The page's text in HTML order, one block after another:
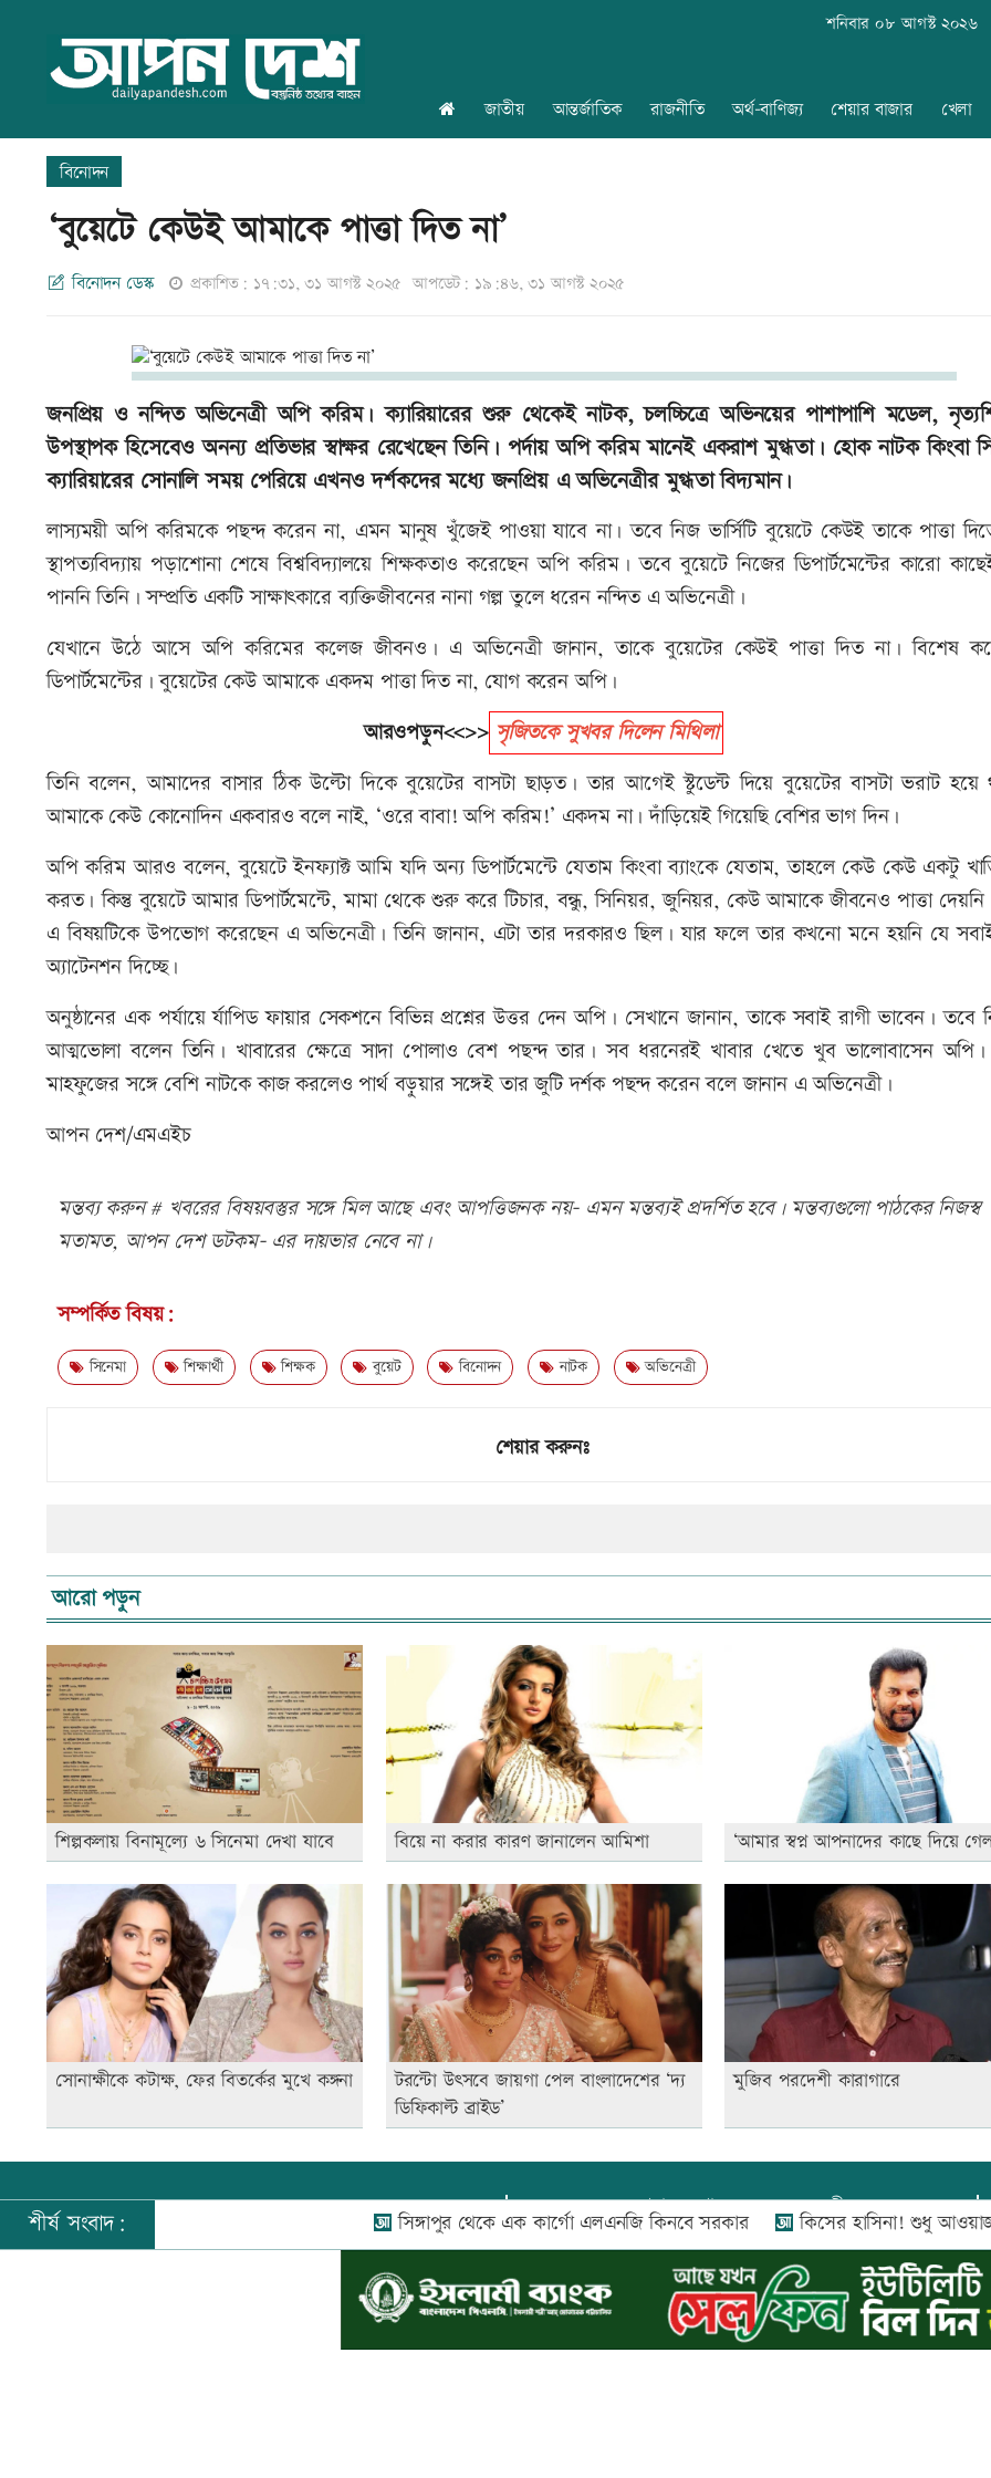
শনিবার ০৮ আগস্ট ২০২৬
জাতীয় আন্তর্জাতিক রাজনীতি অর্থ-বাণিজ্য শেয়ার বাজার খেলা
বিনোদন
‘বুয়েটে কেউই আমাকে পাত্তা দিত না’
বিনোদন ডেস্ক প্রকাশিত: ১৭:৩১, ৩১ আগস্ট ২০২৫ আপডেট: ১৯:৪৬, ৩১ আগস্ট ২০২৫
জনপ্রিয় ও নন্দিত অভিনেত্রী অপি করিম। ক্যারিয়ারের শুরু থেকেই নাটক, চলচ্চিত্রে অভিনয়ের পাশাপাশি মডেল,
উপস্থাপক হিসেবেও অনন্য প্রতিভার স্বাক্ষর রেখেছেন তিনি। পর্দায় অপি করিম মানেই একরাশ মুগ্ধতা। হোক নাটক কিংবা
ক্যারিয়ারের সোনালি সময় পেরিয়ে এখনও দর্শকদের মধ্যে জনপ্রিয় এ অভিনেত্রীর মুগ্ধতা বিদ্যমান।
লাস্যময়ী অপি করিমকে পছন্দ করেন না, এমন মানুষ খুঁজেই পাওয়া যাবে না। তবে নিজ ভার্সিটি বুয়েটে কেউই তাকে পাত্তা
স্থাপত্যবিদ্যায় পড়াশোনা শেষে বিশ্ববিদ্যালয়ে শিক্ষকতাও করেছেন অপি করিম। তবে বুয়েটে নিজের ডিপার্টমেন্টের কারো
পাননি তিনি। সম্প্রতি একটি সাক্ষাৎকারে ব্যক্তিজীবনের নানা গল্প তুলে ধরেন নন্দিত এ অভিনেত্রী।
যেখানে উঠে আসে অপি করিমের কলেজ জীবনও। এ অভিনেত্রী জানান, তাকে বুয়েটের কেউই পাত্তা দিত না। বিশেষ
ডিপার্টমেন্টের। বুয়েটের কেউ আমাকে একদম পাত্তা দিত না, যোগ করেন অপি।
আরওপড়ুন<<>> সৃজিতকে সুখবর দিলেন মিথিলা
তিনি বলেন, আমাদের বাসার ঠিক উল্টো দিকে বুয়েটের বাসটা ছাড়ত। তার আগেই স্টুডেন্ট দিয়ে বুয়েটের বাসটা ভরাট হয়ে
আমাকে কেউ কোনোদিন একবারও বলে নাই, ‘ওরে বাবা! অপি করিম!’ একদম না। দাঁড়িয়েই গিয়েছি বেশির ভাগ দিন।
অপি করিম আরও বলেন, বুয়েটে ইনফ্যাক্ট আমি যদি অন্য ডিপার্টমেন্টে যেতাম কিংবা ব্যাংকে যেতাম, তাহলে কেউ কেউ একটু
করত। কিন্তু বুয়েটে আমার ডিপার্টমেন্টে, মামা থেকে শুরু করে টিচার, বন্ধু, সিনিয়র, জুনিয়র, কেউ আমাকে জীবনেও পাত্তা
এ বিষয়টিকে উপভোগ করেছেন এ অভিনেত্রী। তিনি জানান, এটা তার দরকারও ছিল। যার ফলে তার কখনো মনে হয়নি যে
অ্যাটেনশন দিচ্ছে।
অনুষ্ঠানের এক পর্যায়ে র্যাপিড ফায়ার সেকশনে বিভিন্ন প্রশ্নের উত্তর দেন অপি। সেখানে জানান, তাকে সবাই রাগী ভাবেন। তবে
আত্মভোলা বলেন তিনি। খাবারের ক্ষেত্রে সাদা পোলাও বেশ পছন্দ তার। সব ধরনেরই খাবার খেতে খুব ভালোবাসেন অপি।
মাহফুজের সঙ্গে বেশি নাটকে কাজ করলেও পার্থ বড়ুয়ার সঙ্গেই তার জুটি দর্শক পছন্দ করেন বলে জানান এ অভিনেত্রী।
আপন দেশ/এমএইচ
মন্তব্য করুন # খবরের বিষয়বস্তুর সঙ্গে মিল আছে এবং আপত্তিজনক নয়- এমন মন্তব্যই প্রদর্শিত হবে। মন্তব্যগুলো পাঠকের নিজস্ব
মতামত, আপন দেশ ডটকম- এর দায়ভার নেবে না।
সম্পর্কিত বিষয়:
সিনেমা শিক্ষার্থী শিক্ষক বুয়েট বিনোদন নাটক অভিনেত্রী
শেয়ার করুনঃ
আরো পড়ুন
শিল্পকলায় বিনামূল্যে ৬ সিনেমা দেখা যাবে বিয়ে না করার কারণ জানালেন আমিশা ‘আমার স্বপ্ন আপনাদের কাছে দিয়ে
সোনাক্ষীকে কটাক্ষ, ফের বিতর্কের মুখে কঙ্গনা
টরন্টো উৎসবে জায়গা পেল বাংলাদেশের ‘দ্য
ডিফিকাল্ট ব্রাইড’
মুজিব পরদেশী কারাগারে
প্রধান সম্পাদক:আফজাল বারী
প্রোমিতা আফরিন কর্তৃক সম্পাদিত ও প্রকাশিত
সি-৫০১, ৬ষ্ঠতলা, আল রাজী কমপ্লেক্স, ১৬৬-১৬৭
শহীদ সৈয়দ নজরুল ইসলাম সরণি, পুরানা পল্টন, ঢাকা-১০০০
শীর্ষ সংবাদ: সিঙ্গাপুর থেকে এক কার্গো এলএনজি কিনবে সরকার কিসের হাসিনা! শুধু আওয়াজ-